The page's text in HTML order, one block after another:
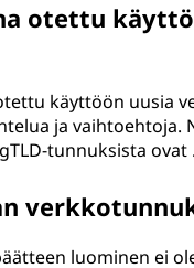
otettu
käyttöön uusia
ja vaihtoehtoja.
tunnuksista
luominen ei